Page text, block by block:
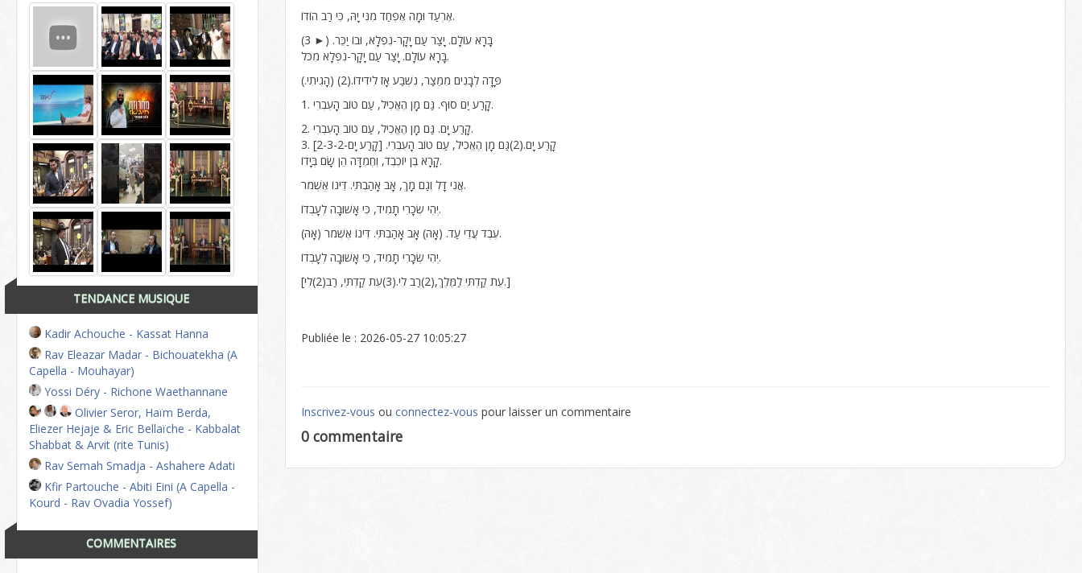
TENDANCE MUSIQUE
Kadir Achouche - Kassat Hanna
Rav Eleazar Madar - Bichouatekha (A
Capella - Mouhayar)
Yossi Déry - Richone Waethannane
Olivier Seror, Haïm Berda,
Eliezer Hejaje & Eric Bellaïche - Kabbalat
Shabbat & Arvit (rite Tunis)
Rav Semah Smadja - Ashahere Adati
Kfir Partouche - Abiti Eini (A Capella -
Kourd - Rav Ovadia Yossef)
COMMENTAIRES
אֶרְעַד וּמָה אֶפְחַד מִנִּי יָהּ, כִּי רַב הוֹדוֹ.
בָּרָא עוֹלָם. יָצַר עַם יָקָר-נִפְלָא, וּבוֹ יַכֵּר. (► 3)
בָּרָא עוֹלָם. יָצַר עַם יָקָר-נִפְלָא מִכֹּל.
פָּדָה לְבָנִים מִמֵּצַר, נִשְׁבַּע אָז לִידִידוֹ.(2) (הָגִיתִי.)
1. קָרַע יַם סוּף. גַּם מָן הֶאֱכִיל, עַם טוֹב הָעִבְרִי.
2. קָרַע יָם. גַּם מָן הֶאֱכִיל, עַם טוֹב הָעִבְרִי.
3. קָרַע יָם.(2)גַּם מָן הֶאֱכִיל, עַם טוֹב הָעִבְרִי. [קָרַע יָם-2-3-2]
קָרָא בֶן יוֹכֶבֶד, וְחֶמְדָּה הֵן שָׂם בְּיָדוֹ.
אֲנִי דָּל וְגַם מָךְ, אָב אָהַבְתִּי. דִּינוֹ אֶשְׁמֹר.
יְהִי שְׂכָרִי תָמִיד, כִּי אָשׁוּבָה לְעָבְדוֹ.
(אָהּ) עֶבֶד עֲדֵי עַד. (אָהּ) אָב אָהַבְתִּי. דִּינוֹ אֶשְׁמֹר.
יְהִי שְׂכָרִי תָמִיד, כִּי אָשׁוּבָה לְעָבְדוֹ.
[עֵת קַדְתִּי לַמֶּלֶךְ,(2)רַב לִי.(3)עֵת קַדְתִּי, רַב(2)לִי.]
Publiée le : 2026-05-27 10:05:27
Inscrivez-vous ouconnectez-vous pour laisser un commentaire
0 commentaire